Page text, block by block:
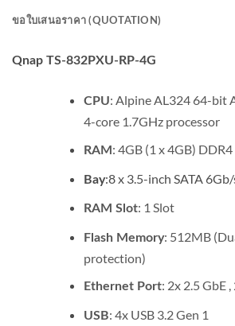
ขอใบเสนอราคา (QUOTATION)
Qnap TS-832PXU-RP-4G
CPU: Alpine AL324 64-bit
4-core 1.7GHz processor
RAM : 4GB (1 x 4GB)
Bay:8 x 3.5-inch SATA
RAM Slot: 1 Slot
Flash Memory: 512MB
protection)
Ethernet Port: 2x 2.5 GbE
USB: 4x USB 3.2 Gen 1